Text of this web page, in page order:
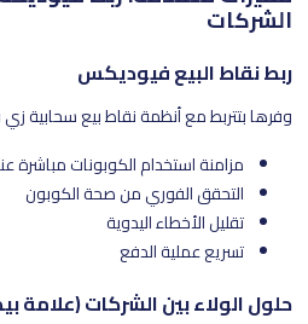
الشركات
ربط نقاط البيع فيوديكس
وفرها بتتربط مع أنظمة نقاط بيع سحابية
مزامنة استخدام الكوبونات مباشرة
التحقق الفوري من صحة الكوبون
تقليل الأخطاء اليدوية
تسريع عملية الدفع
حلول الولاء بين الشركات (علامة